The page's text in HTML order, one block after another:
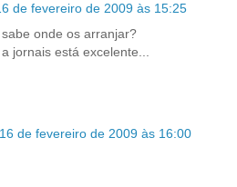
de fevereiro de 2009 às 15:25
onde os arranjar?
jornais está excelente...
16 de fevereiro de 2009 às 16:00